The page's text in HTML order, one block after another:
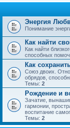
Энергия
Понимание
Как найти
Как найти
способных
Как
Союз двоих.
обрядов,
Темы: 2
Рождение и
Зачатие,
гармонии,
воспитание
Темы: 2